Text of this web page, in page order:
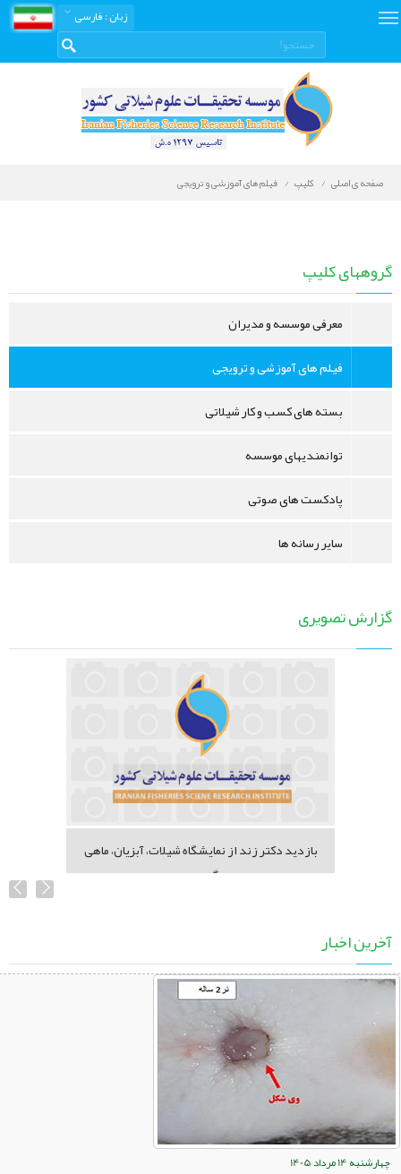
زبان: فارسی
صفحه ی اصلی کلیپ فیلم های آموزشی و ترویجی
تصاویر
گروههای کلیپ
معرفی موسسه و مدیران
فیلم های آموزشی و ترویجی
بسته های کسب و کار شیلاتی
توانمندیهای موسسه
پادکست های صوتی
سایر رسانه ها
گزارش تصویری
بازدید دکتر زند از نمایشگاه شیلات، آبزیان، ماهی
گیری...
آخرین اخبار
چهارشنبه 14 مرداد 1405